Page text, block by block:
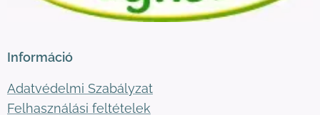
Információ
Adatvédelmi Szabályzat
Felhasználási feltételek